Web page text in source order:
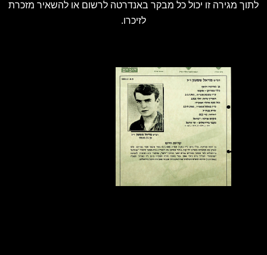
לתוך מגירה זו יכול כל מבקר באנדרטה לרשום או להשאיר מזכרת
לזיכרו.